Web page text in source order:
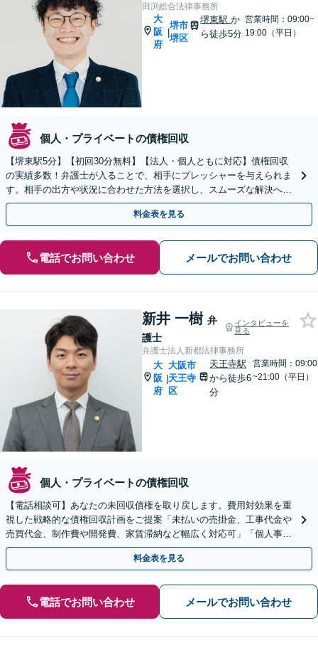
田渕総合法律事務所
大
阪
府
|
堺市
堺区
堺東駅か
ら徒歩5分
営業時間：09:00~
19:00（平日）
個人・プライベートの債権回収
【堺東駅5分】【初回30分無料】【法人・個人ともに対応】債権回収
の実績多数！弁護士が入ることで、相手にプレッシャーを与えられま
す。相手の出方や状況に合わせた方法を選択し、スムーズな解決へと
導きます【オンライン相談可】【休日・夜間面談可】
料金表を見る
電話でお問い合わせ メールでお問い合わせ
新井 一樹 弁
護士
インタビューを
見る
弁護士法人新都法律事務所
大
阪
府
|
大阪市
天王寺
区
天王寺駅
から徒歩6
分
営業時間：09:00
~21:00（平日）
個人・プライベートの債権回収
【電話相談可】あなたの未回収債権を取り戻します。費用対効果を重
視した戦略的な債権回収計画をご提案「未払いの売掛金、工事代金や
売買代金、制作費や開発費、家賃滞納など幅広く対応可」「個人事業
主・フリーランスも相談可」【休日・夜間相談可】
料金表を見る
電話でお問い合わせ メールでお問い合わせ